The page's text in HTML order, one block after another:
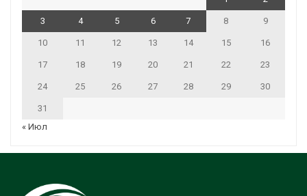
3 4 5 6 7 8 9
10 11 12 13 14 15 16
17 18 19 20 21 22 23
24 25 26 27 28 29 30
31
« Июл